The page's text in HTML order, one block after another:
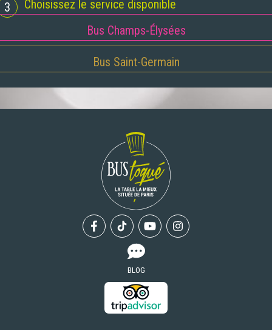
3
Choisissez le service disponible
Bus Champs-Élysées
Bus Saint-Germain
FacebookTiktok YoutubeInstagram
BLOG